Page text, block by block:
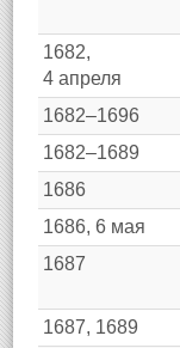
1682,
4 апреля
1682–1696
1682–1689
1686
1686, 6 мая
1687
1687, 1689